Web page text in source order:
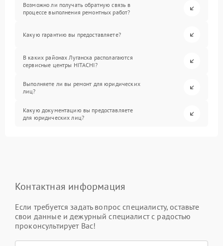
Возможно ли получать обратную связь в
процессе выполнения ремонтных работ?
Какую гарантию вы предоставляете?
В каких районах Луганска располагаются
сервисные центры HITACHI?
Выполняете ли вы ремонт для юридических
лиц?
Какую документацию вы предоставляете
для юридических лиц?
Контактная информация
Если требуется задать вопрос специалисту, оставьте
свои данные и дежурный специалист с радостью
проконсультирует Вас!